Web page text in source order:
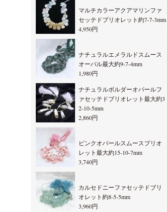
マルチカラーアクアマリンファ
セッテドブリオレット約7-7-3mm
4,950円
ナチュラルエメラルドスムース
オーバル最大約9-7-4mm
1,980円
ナチュラルボルダーオパールフ
ァセッテドブリオレット最大約3
2-10-5mm
2,860円
ピンクオパールスムースブリオ
レット最大約15-10-7mm
3,740円
カルセドニーファセッテドブリ
オレット約8-5-5mm
3,960円